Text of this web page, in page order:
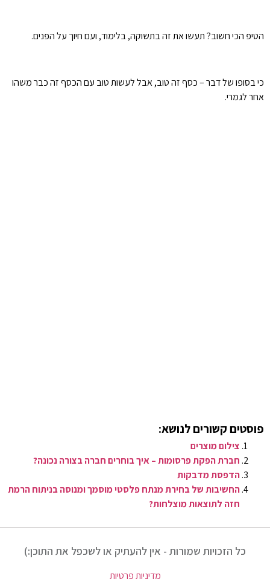
הטיפ הכי חשוב? תעשו את זה בתשוקה, בלימוד, ועם חיוך על הפנים.
כי בסופו של דבר – כסף זה טוב, אבל לעשות טוב עם הכסף זה כבר משהו
אחר לגמרי.
פוסטים קשורים לנושא:
צילום מוצרים
חברת הפקת פרסומות – איך בוחרים חברה בצורה נכונה?
הדפסת מדבקות
החשיבות של בחירת מנתח פלסטי מוסמך ומנוסה בניתוח הרמת
חזה לתוצאות מוצלחות?
כל הזכויות שמורות - אין להעתיק או לשכפל את התוכן:)
מדיניות פרטיות